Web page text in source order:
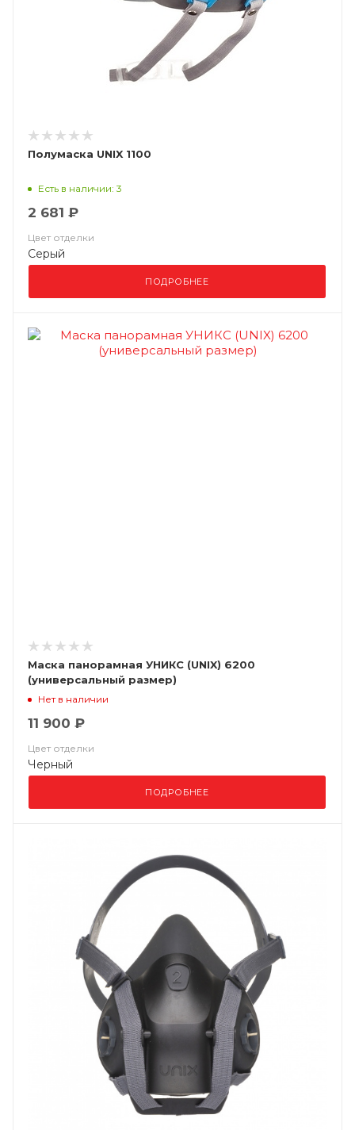
Полумаска UNIX 1100
Есть в наличии: 3
2 681 ₽
Цвет отделки
Серый
ПОДРОБНЕЕ
Маска панорамная УНИКС (UNIX) 6200
(универсальный размер)
Нет в наличии
11 900 ₽
Цвет отделки
Черный
ПОДРОБНЕЕ